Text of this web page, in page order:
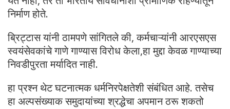
निर्माण होते.
ब्रिट्टास यांनी ठामपणे सांगितले की, कर्मचाऱ्यांनी आरएसएस
स्वयंसेवकांचे गाणे गाण्यास विरोध केला,हा मुद्दा केवळ गाण्याच्या
निवडीपुरता मर्यादित नाही.
हा प्रश्न थेट घटनात्मक धर्मनिरपेक्षतेशी संबंधित आहे. तसेच
हा अल्पसंख्याक समुदायांच्या श्रद्धेचा अपमान ठरू शकतो